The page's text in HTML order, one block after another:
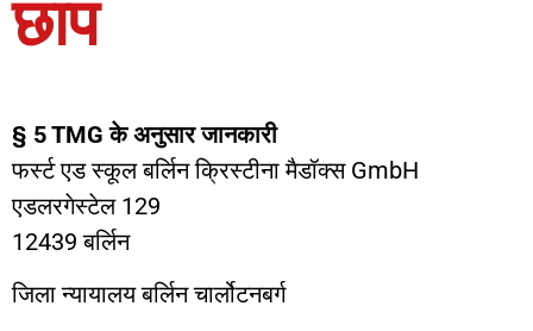
छाप
§ 5 TMG के अनुसार जानकारी
फर्स्ट एड स्कूल बर्लिन क्रिस्टीना मैडॉक्स GmbH
एडलरगेस्टेल 129
12439 बर्लिन
जिला न्यायालय बर्लिन चार्लोटनबर्ग